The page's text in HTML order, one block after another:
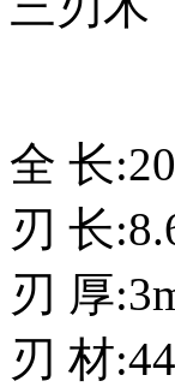
全 长
刃 长
刃 厚
刃 材